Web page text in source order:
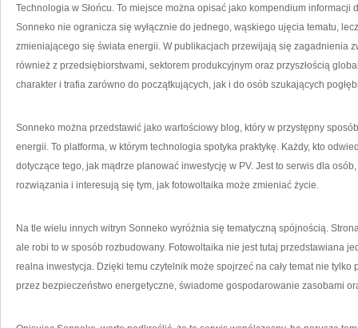
Technologia w Słońcu. To miejsce można opisać jako kompendium
Sonneko nie ogranicza się wyłącznie do jednego, wąskiego ujęcia tematu,
zmieniającego się świata energii. W publikacjach przewijają się zagadnienia
również z przedsiębiorstwami, sektorem produkcyjnym oraz przyszłością
charakter i trafia zarówno do początkujących, jak i do osób szukających
Sonneko można przedstawić jako wartościowy blog, który w przystępny
energii. To platforma, w którym technologia spotyka praktykę. Każdy, kto
dotyczące tego, jak mądrze planować inwestycję w PV. Jest to serwis dla
rozwiązania i interesują się tym, jak fotowoltaika może zmieniać życie.
Na tle wielu innych witryn Sonneko wyróżnia się tematyczną spójnością.
ale robi to w sposób rozbudowany. Fotowoltaika nie jest tutaj przedstawiana
realna inwestycja. Dzięki temu czytelnik może spojrzeć na cały temat nie tylko
przez bezpieczeństwo energetyczne, świadome gospodarowanie zasobami